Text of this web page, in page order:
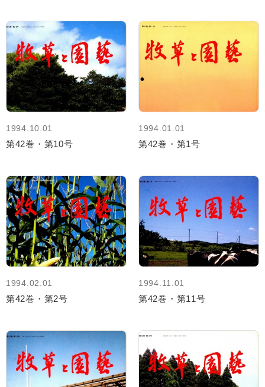
1994.10.01
第42巻・第10号
1994.01.01
第42巻・第1号
1994.02.01
第42巻・第2号
1994.11.01
第42巻・第11号